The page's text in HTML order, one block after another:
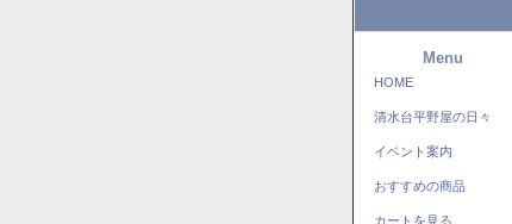
Menu
HOME
清水台平野屋の日々
イベント案内
おすすめの商品
カートを見る